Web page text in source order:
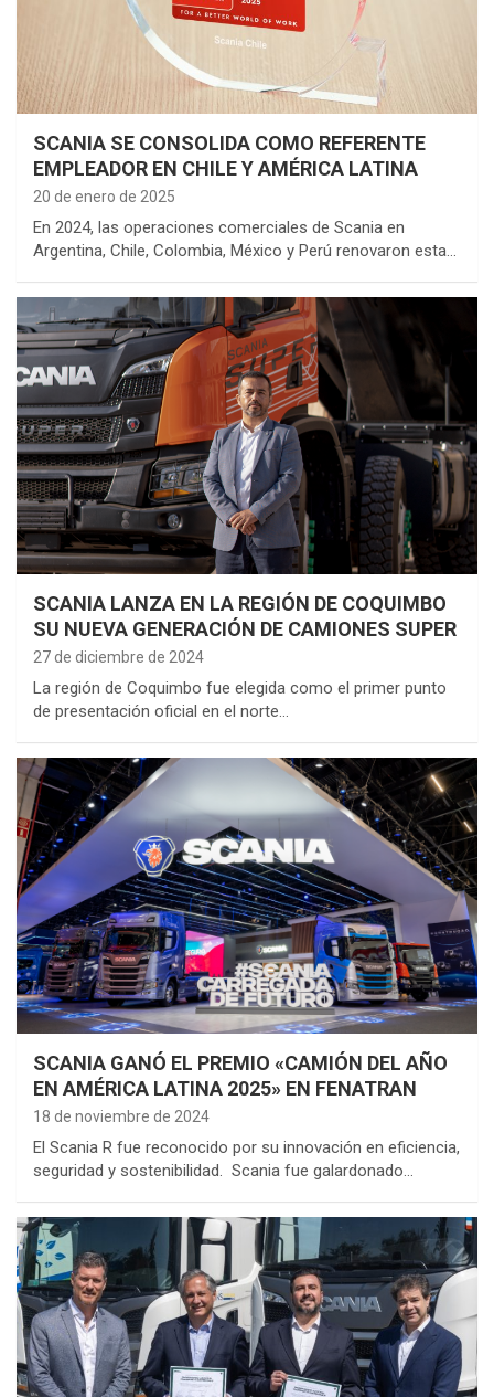
SCANIA SE CONSOLIDA COMO REFERENTE
EMPLEADOR EN CHILE Y AMÉRICA LATINA
20 de enero de 2025
En 2024, las operaciones comerciales de Scania en
Argentina, Chile, Colombia, México y Perú renovaron esta…
SCANIA LANZA EN LA REGIÓN DE COQUIMBO
SU NUEVA GENERACIÓN DE CAMIONES SUPER
27 de diciembre de 2024
La región de Coquimbo fue elegida como el primer punto
de presentación oficial en el norte…
SCANIA GANÓ EL PREMIO «CAMIÓN DEL AÑO
EN AMÉRICA LATINA 2025» EN FENATRAN
18 de noviembre de 2024
El Scania R fue reconocido por su innovación en eficiencia,
seguridad y sostenibilidad. Scania fue galardonado…